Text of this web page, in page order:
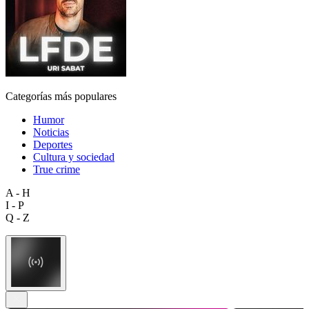
Categorías más populares
Humor
Noticias
Deportes
Cultura y sociedad
True crime
A - H
I - P
Q - Z